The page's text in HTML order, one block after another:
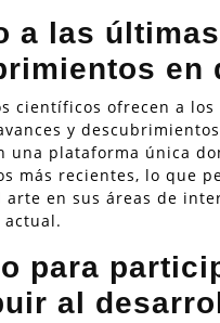
a las
en
científicos ofrecen a
y
una plataforma única
más recientes, lo que
arte en sus áreas de
para
al